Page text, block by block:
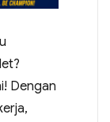
Dengan